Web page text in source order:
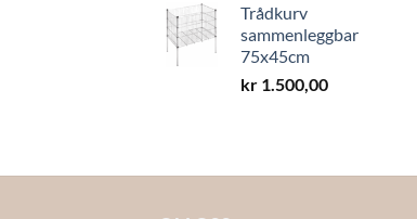
Trådkurv
sammenleggbar
75x45cm
kr 1.500,00